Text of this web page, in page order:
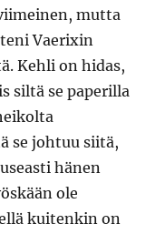
mutta
Vaerixin
Kehli on hidas,
siltä se paperilla
se johtuu siitä,
hänen
ole
kuitenkin on